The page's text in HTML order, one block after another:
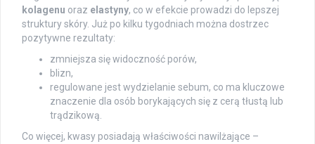
kolagenu oraz elastyny, co w efekcie prowadzi do lepszej
struktury skóry. Już po kilku tygodniach można dostrzec
pozytywne rezultaty:
zmniejsza się widoczność porów,
blizn,
regulowane jest wydzielanie sebum, co ma kluczowe
znaczenie dla osób borykających się z cerą tłustą lub
trądzikową.
Co więcej, kwasy posiadają właściwości nawilżające –